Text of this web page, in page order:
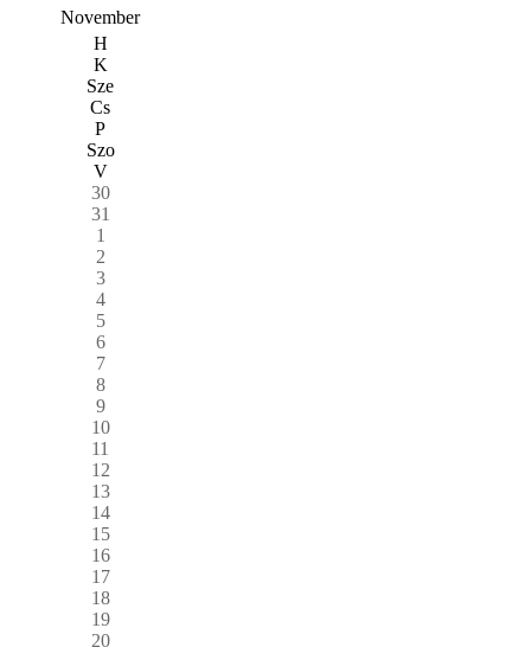
November
H
K
Sze
Cs
P
Szo
V
30
31
1
2
3
4
5
6
7
8
9
10
11
12
13
14
15
16
17
18
19
20